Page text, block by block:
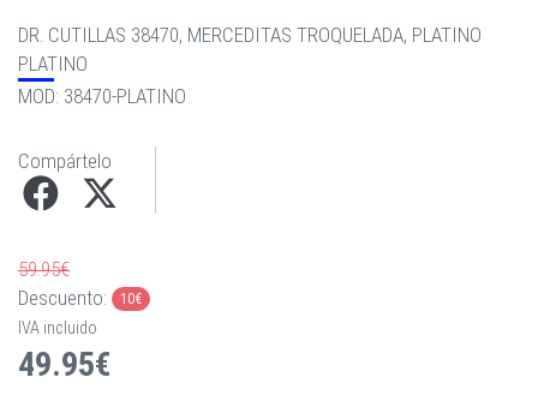
DR. CUTILLAS 38470, MERCEDITAS TROQUELADA, PLATINO
PLATINO
MOD: 38470-PLATINO
Compártelo
59.95€
Descuento:
10€
IVA incluido
49.95€